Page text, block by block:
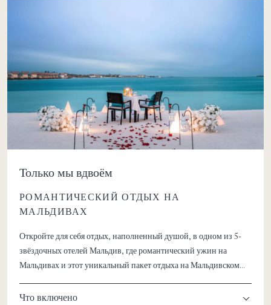
Только мы вдвоём
РОМАНТИЧЕСКИЙ ОТДЫХ НА
МАЛЬДИВАХ
Откройте для себя отдых, наполненный душой, в одном из 5-
звёздочных отелей Мальдив, где романтический ужин на
Мальдивах и этот уникальный пакет отдыха на Мальдивском
особенной главы.
Что включено